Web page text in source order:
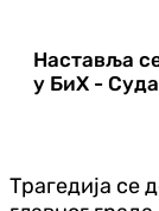
Наставља
у БиХ -
Трагедија се